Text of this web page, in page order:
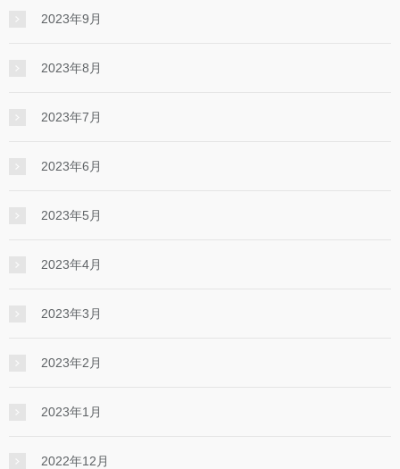
2023年9月
2023年8月
2023年7月
2023年6月
2023年5月
2023年4月
2023年3月
2023年2月
2023年1月
2022年12月